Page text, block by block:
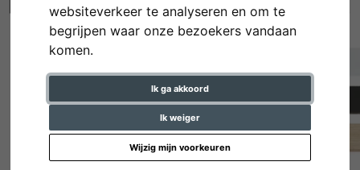
websiteverkeer te analyseren en om te
begrijpen waar onze bezoekers vandaan
komen.
Ik ga akkoord
Ik weiger
Wijzig mijn voorkeuren
Terug